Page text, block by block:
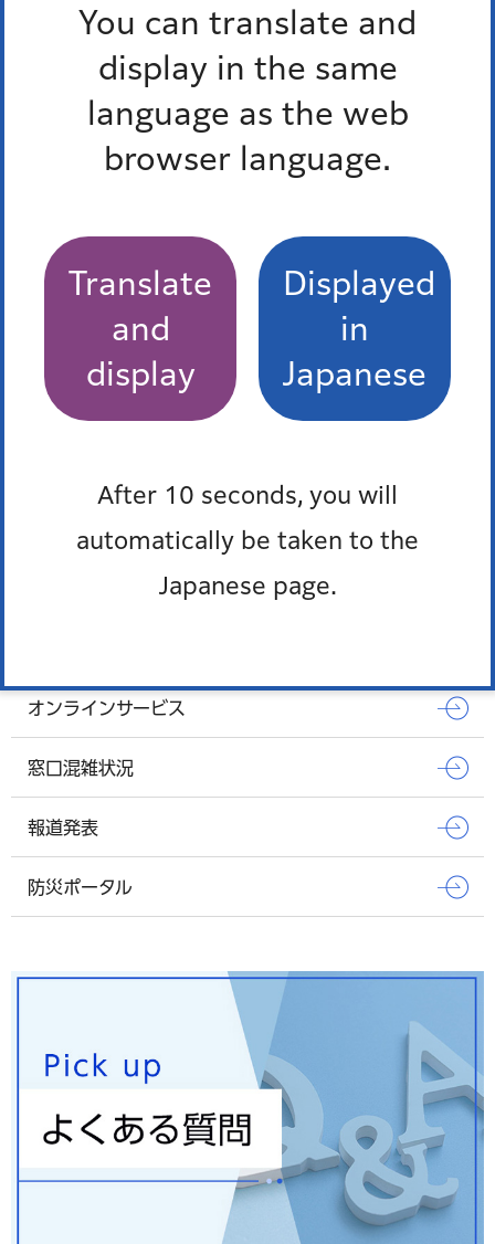
You can translate and
display in the same
language as the web
browser language.
Translate
and
display
Displayed
in
Japanese
After 10 seconds, you will
automatically be taken to the
Japanese page.
多言語対応三者通話サービス
福島屋
しんばし 初藤
有限会社 浜松屋
ムサシヤ
オンラインサービス
窓口混雑状況
報道発表
防災ポータル